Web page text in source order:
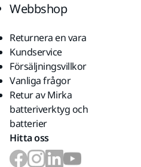
Webbshop
Returnera en vara
Kundservice
Försäljningsvillkor
Vanliga frågor
Retur av Mirka
batteriverktyg och
batterier
Hitta oss